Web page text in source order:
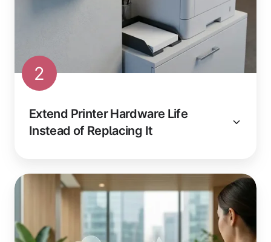
2
Extend Printer Hardware Life
Instead of Replacing It